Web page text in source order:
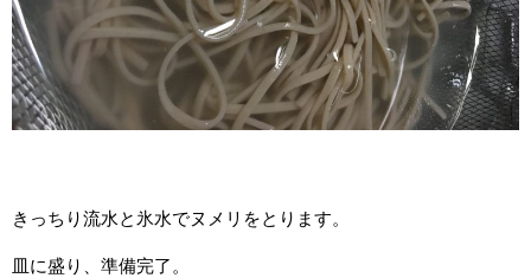
きっちり流水と氷水でヌメリをとります。
皿に盛り、準備完了。